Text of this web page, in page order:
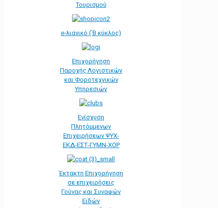
Τουρισμού
e-λιανικό (΄Β κύκλος)
Επιχορήγηση
Παροχής Λογιστικών
και Φοροτεχνικών
Υπηρεσιών
Ενίσχυση
Πλητόμμενων
Επιχειρήσεων ΨΥΧ-
ΕΚΔ-ΕΣΤ-ΓΥΜΝ-ΧΟΡ
Έκτακτη Επιχορήγηση
σε επιχειρήσεις
Γούνας και Συναφών
Ειδών